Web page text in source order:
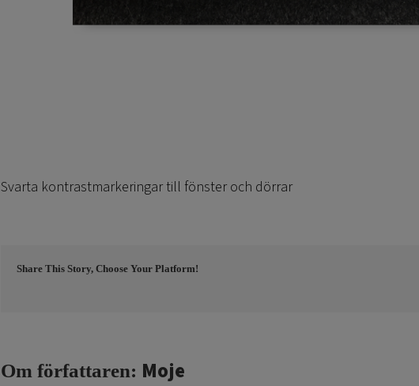
Svarta kontrastmarkeringar till fönster och dörrar
Share This Story, Choose Your Platform!
Om författaren: Moje